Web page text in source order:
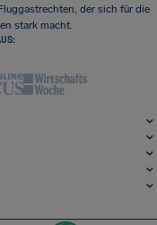
der sich für die
stark macht.